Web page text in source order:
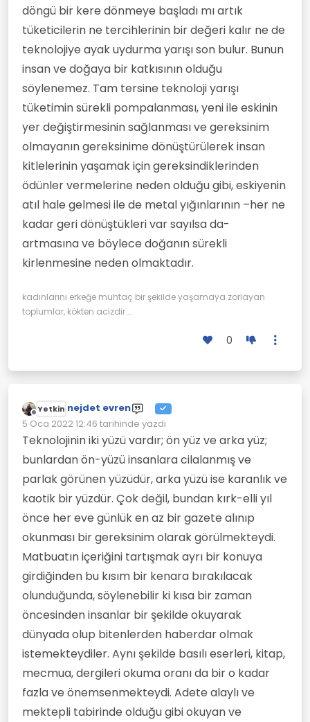
döngü bir kere dönmeye başladı mı artık
tüketicilerin ne tercihlerinin bir değeri kalır ne de
teknolojiye ayak uydurma yarışı son bulur. Bunun
insan ve doğaya bir katkısının olduğu
söylenemez. Tam tersine teknoloji yarışı
tüketimin sürekli pompalanması, yeni ile eskinin
yer değiştirmesinin sağlanması ve gereksinim
olmayanın gereksinime dönüştürülerek insan
kitlelerinin yaşamak için gereksindiklerinden
ödünler vermelerine neden olduğu gibi, eskiyenin
atıl hale gelmesi ile de metal yığınlarının –her ne
kadar geri dönüştükleri var sayılsa da-
artmasına ve böylece doğanın sürekli
kirlenmesine neden olmaktadır.
kadınlarını erkeğe muhtaç bir şekilde yaşamaya zorlayan
toplumlar, kökten acizdir...
0
Çevrimdışı
Yetkin nejdet evren
5 Oca 2022 12:46 tarihinde yazdı
Son düzenleyen:
Teknolojinin iki yüzü vardır; ön yüz ve arka yüz;
bunlardan ön-yüzü insanlara cilalanmış ve
parlak görünen yüzüdür, arka yüzü ise karanlık ve
kaotik bir yüzdür. Çok değil, bundan kırk-elli yıl
önce her eve günlük en az bir gazete alınıp
okunması bir gereksinim olarak görülmekteydi.
Matbuatın içeriğini tartışmak ayrı bir konuya
girdiğinden bu kısım bir kenara bırakılacak
olunduğunda, söylenebilir ki kısa bir zaman
öncesinden insanlar bir şekilde okuyarak
dünyada olup bitenlerden haberdar olmak
istemekteydiler. Aynı şekilde basılı eserleri, kitap,
mecmua, dergileri okuma oranı da bir o kadar
fazla ve önemsenmekteydi. Adete alaylı ve
mektepli tabirinde olduğu gibi okuyan ve